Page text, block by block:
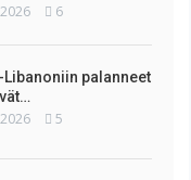
6
Libanoniin palanneet
5